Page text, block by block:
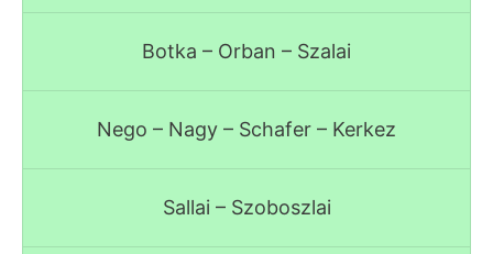
Botka – Orban – Szalai
Nego – Nagy – Schafer – Kerkez
Sallai – Szoboszlai